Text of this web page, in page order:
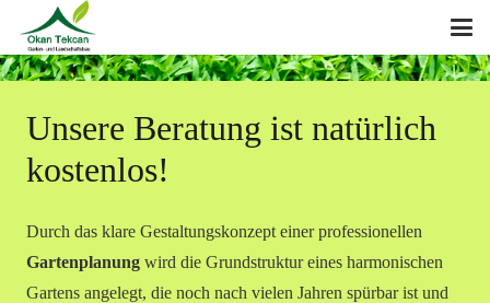
Unsere Beratung ist natürlich
kostenlos!
Durch das klare Gestaltungskonzept einer professionellen
Gartenplanung wird die Grundstruktur eines harmonischen
Gartens angelegt, die noch nach vielen Jahren spürbar ist und